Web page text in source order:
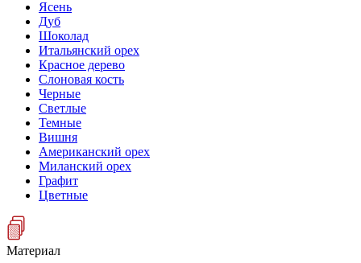
Ясень
Дуб
Шоколад
Итальянский орех
Красное дерево
Слоновая кость
Черные
Светлые
Темные
Вишня
Американский орех
Миланский орех
Графит
Цветные
Материал